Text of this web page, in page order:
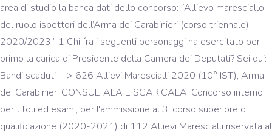
area di studio la banca dati dello concorso: “Allievo maresciallo
del ruolo ispettori dell’Arma dei Carabinieri (corso triennale) –
2020/2023”. 1 Chi fra i seguenti personaggi ha esercitato per
primo la carica di Presidente della Camera dei Deputati? Sei qui:
Bandi scaduti --> 626 Allievi Marescialli 2020 (10° IST), Arma
dei Carabinieri CONSULTALA E SCARICALA! Concorso interno,
per titoli ed esami, per l'ammissione al 3' corso superiore di
qualificazione (2020-2021) di 112 Allievi Marescialli riservata al